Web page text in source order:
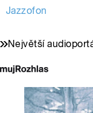
Jazzofon
Největší